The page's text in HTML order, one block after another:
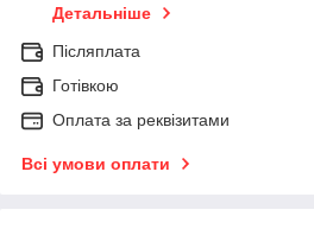
Детальніше
Післяплата
Готівкою
Оплата за реквізитами
Всі умови оплати